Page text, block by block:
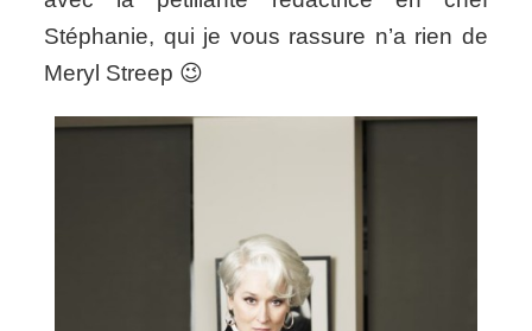
Stéphanie, qui je vous rassure n’a rien de
Meryl Streep 😉